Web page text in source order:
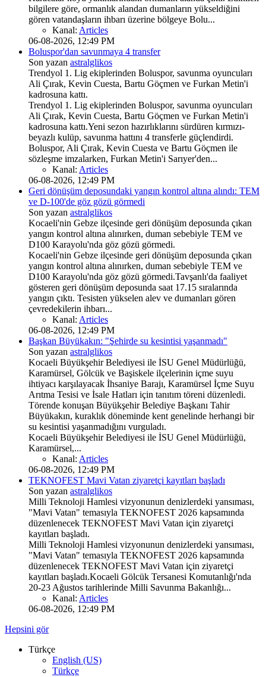
bilgilere göre, ormanlık alandan dumanların yükseldiğini
gören vatandaşların ihbarı üzerine bölgeye Bolu...
Kanal: Articles
06-08-2026, 12:49 PM
Boluspor'dan savunmaya 4 transfer
Son yazan astralglikos
Trendyol 1. Lig ekiplerinden Boluspor, savunma oyuncuları
Ali Çırak, Kevin Cuesta, Bartu Göçmen ve Furkan Metin'i
kadrosuna kattı.
Trendyol 1. Lig ekiplerinden Boluspor, savunma oyuncuları
Ali Çırak, Kevin Cuesta, Bartu Göçmen ve Furkan Metin'i
kadrosuna kattı.Yeni sezon hazırlıklarını sürdüren kırmızı-
beyazlı kulüp, savunma hattını 4 transferle güçlendirdi.
Boluspor, Ali Çırak, Kevin Cuesta ve Bartu Göçmen ile
sözleşme imzalarken, Furkan Metin'i Sarıyer'den...
Kanal: Articles
06-08-2026, 12:49 PM
Geri dönüşüm deposundaki yangın kontrol altına alındı: TEM
ve D-100'de göz gözü görmedi
Son yazan astralglikos
Kocaeli'nin Gebze ilçesinde geri dönüşüm deposunda çıkan
yangın kontrol altına alınırken, duman sebebiyle TEM ve
D100 Karayolu'nda göz gözü görmedi.
Kocaeli'nin Gebze ilçesinde geri dönüşüm deposunda çıkan
yangın kontrol altına alınırken, duman sebebiyle TEM ve
D100 Karayolu'nda göz gözü görmedi.Tavşanlı'da faaliyet
gösteren geri dönüşüm deposunda saat 17.15 sıralarında
yangın çıktı. Tesisten yükselen alev ve dumanları gören
çevredekilerin ihbarı...
Kanal: Articles
06-08-2026, 12:49 PM
Başkan Büyükakın: "Şehirde su kesintisi yaşanmadı"
Son yazan astralglikos
Kocaeli Büyükşehir Belediyesi ile İSU Genel Müdürlüğü,
Karamürsel, Gölcük ve Başiskele ilçelerinin içme suyu
ihtiyacı karşılayacak İhsaniye Barajı, Karamürsel İçme Suyu
Arıtma Tesisi ve İsale Hatları için tanıtım töreni düzenledi.
Törende konuşan Büyükşehir Belediye Başkanı Tahir
Büyükakın, kuraklık döneminde kent genelinde herhangi bir
su kesintisi yaşanmadığını vurguladı.
Kocaeli Büyükşehir Belediyesi ile İSU Genel Müdürlüğü,
Karamürsel,...
Kanal: Articles
06-08-2026, 12:49 PM
TEKNOFEST Mavi Vatan ziyaretçi kayıtları başladı
Son yazan astralglikos
Milli Teknoloji Hamlesi vizyonunun denizlerdeki yansıması,
"Mavi Vatan" temasıyla TEKNOFEST 2026 kapsamında
düzenlenecek TEKNOFEST Mavi Vatan için ziyaretçi
kayıtları başladı.
Milli Teknoloji Hamlesi vizyonunun denizlerdeki yansıması,
"Mavi Vatan" temasıyla TEKNOFEST 2026 kapsamında
düzenlenecek TEKNOFEST Mavi Vatan için ziyaretçi
kayıtları başladı.Kocaeli Gölcük Tersanesi Komutanlığı'nda
20-23 Ağustos tarihlerinde Milli Savunma Bakanlığı...
Kanal: Articles
06-08-2026, 12:49 PM
Hepsini gör
Türkçe
English (US)
Türkçe